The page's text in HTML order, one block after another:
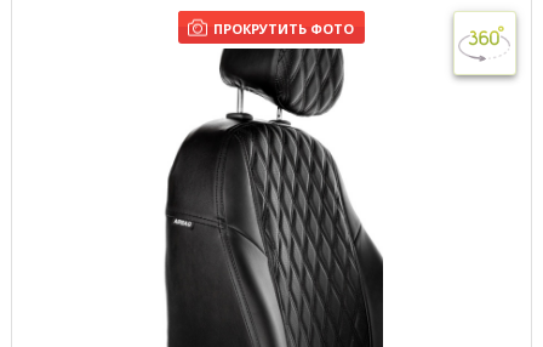
ПРОКРУТИТЬ ФОТО